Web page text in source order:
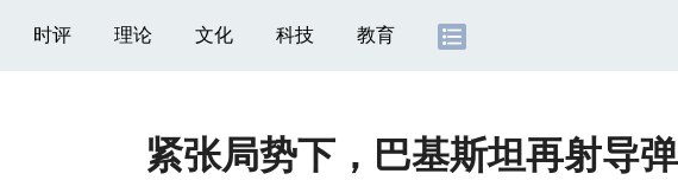
时评 理论 文化 科技 教育
紧张局势下，巴基斯坦再射导弹